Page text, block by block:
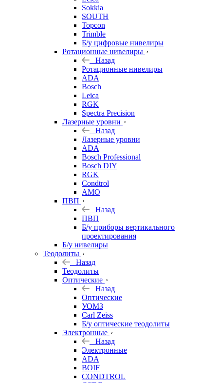
Sokkia
SOUTH
Topcon
Trimble
Б/у цифровые нивелиры
Ротационные нивелиры
Назад
Ротационные нивелиры
ADA
Bosch
Leica
RGK
Spectra Precision
Лазерные уровни
Назад
Лазерные уровни
ADA
Bosch Professional
Bosch DIY
RGK
Condtrol
AMO
ПВП
Назад
ПВП
Б/у приборы вертикального
проектирования
Б/у нивелиры
Теодолиты
Назад
Теодолиты
Оптические
Назад
Оптические
УОМЗ
Carl Zeiss
Б/у оптические теодолиты
Электронные
Назад
Электронные
ADA
BOIF
CONDTROL